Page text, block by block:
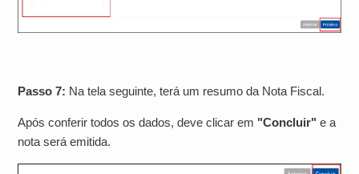
Passo 7: Na tela seguinte, terá um resumo da Nota Fiscal.
Após conferir todos os dados, deve clicar em "Concluir" e a
nota será emitida.